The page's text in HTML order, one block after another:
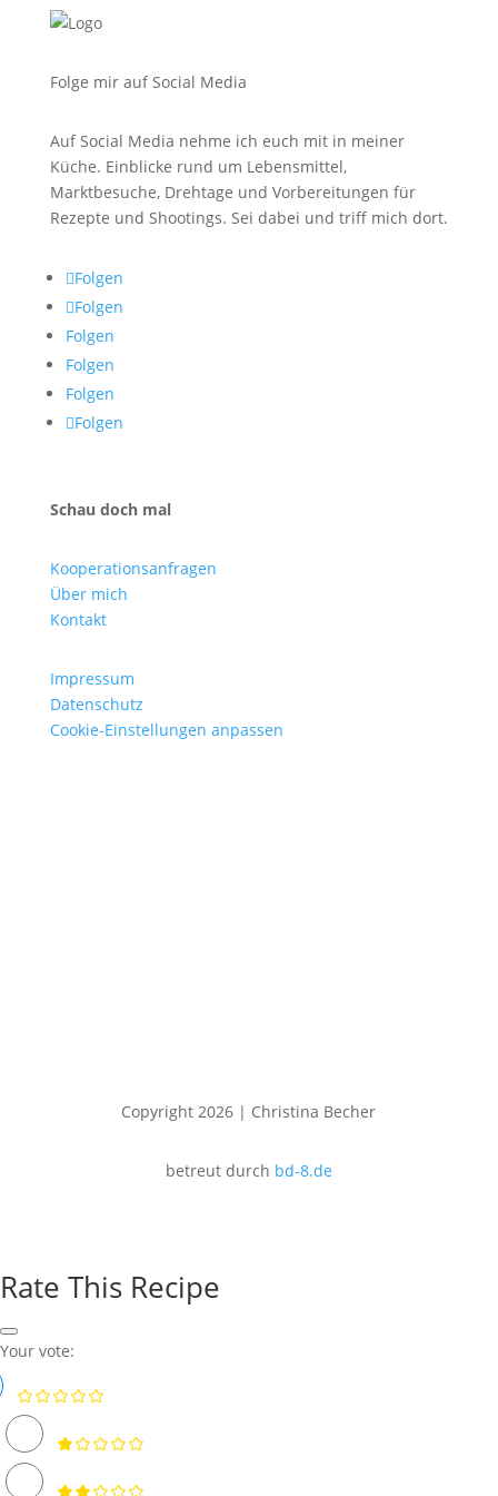
Folge mir auf Social Media
Auf Social Media nehme ich euch mit in meiner
Küche. Einblicke rund um Lebensmittel,
Marktbesuche, Drehtage und Vorbereitungen für
Rezepte und Shootings. Sei dabei und triff mich dort.
Folgen
Folgen
Folgen
Folgen
Folgen
Folgen
Schau doch mal
Kooperationsanfragen
Über mich
Kontakt
Impressum
Datenschutz
Cookie-Einstellungen anpassen
Copyright 2026 | Christina Becher
betreut durch bd-8.de
Rate This Recipe
Your vote: